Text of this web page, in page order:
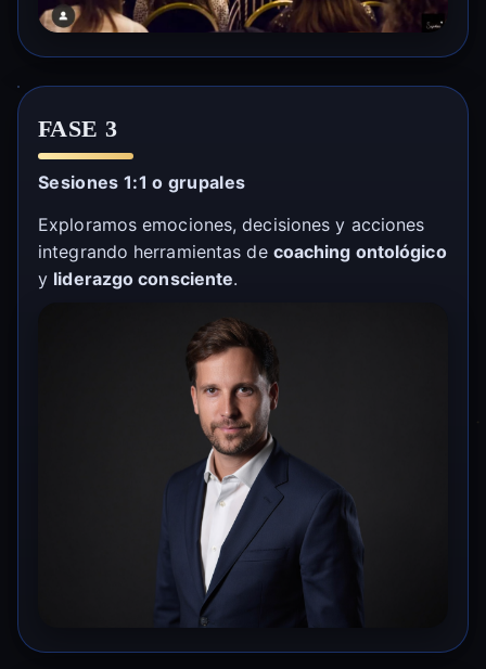
FASE 3
Sesiones 1:1 o grupales
Exploramos emociones, decisiones y acciones
integrando herramientas de coaching ontológico
y liderazgo consciente.